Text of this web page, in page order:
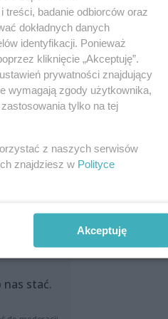
do moderacji
dwa
do moderacji
nas stać.
badanie odbiorców oraz
dokładnych danych
identyfikacji. Ponieważ
kliknięcie „Akceptuję”.
prywatności znajdujący
wymagają zgody użytkownika,
tylko na tej
z naszych serwisów
znajdziesz w Polityce
Akceptuję